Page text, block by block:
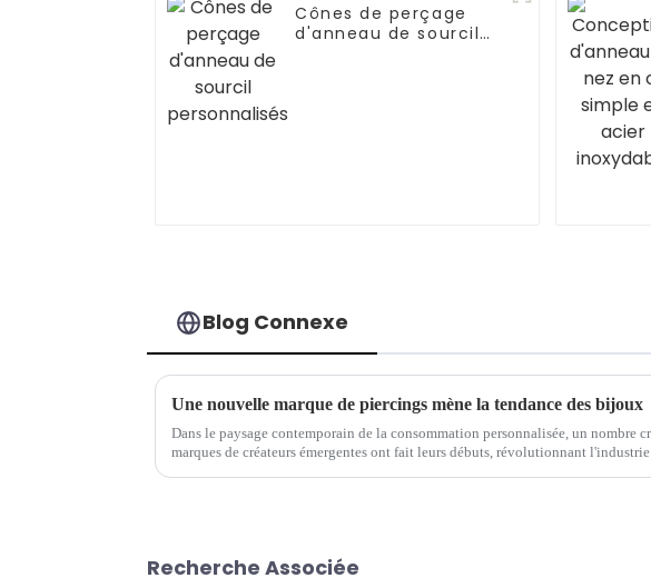
Cônes de perçage
d'anneau de sourcil
Blog Connexe
Une nouvelle marque de piercings mène la tendance des bijoux
Dans le paysage contemporain de la consommation personnalisée, un nombre
marques de créateurs émergentes ont fait leurs débuts, révolutionnant l'industrie
Recherche Associée